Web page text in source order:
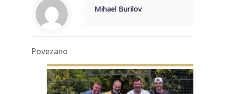
Mihael Burilov
Povezano